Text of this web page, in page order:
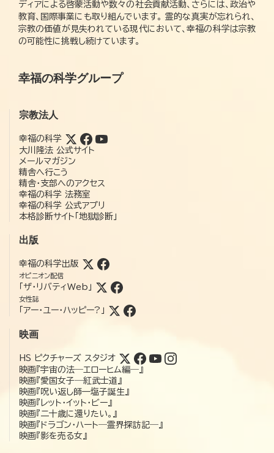
ディアによる啓蒙活動や数々の社会貢献活動、さらには、政治や
教育、国際事業にも取り組んでいます。 霊的な真実が忘れられ、
宗教の価値が見失われている現代において、幸福の科学は宗教
の可能性に挑戦し続けています。
幸福の科学グループ
宗教法人
幸福の科学
大川隆法 公式サイト
メールマガジン
精舎へ行こう
精舎・支部へのアクセス
幸福の科学 法務室
幸福の科学 公式アプリ
本格診断サイト「地獄診断」
出版
幸福の科学出版
オピニオン配信
「ザ・リバティWeb」
女性誌
「アー・ユー・ハッピー?」
映画
HS ピクチャーズ スタジオ
映画『宇宙の法―エローヒム編―』
映画『愛国女子―紅武士道』
映画『呪い返し師—塩子誕生』
映画『レット・イット・ビー』
映画『二十歳に還りたい。』
映画『ドラゴン・ハート―霊界探訪記―』
映画『影を売る女』